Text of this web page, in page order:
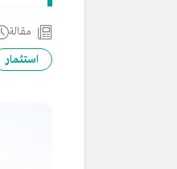
مقالة
استثمار